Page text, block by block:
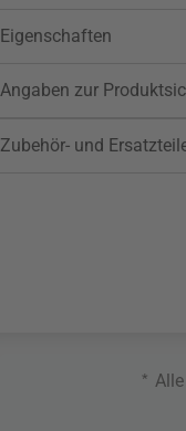
Eigenschaften
Angaben zur
Zubehör- und
*